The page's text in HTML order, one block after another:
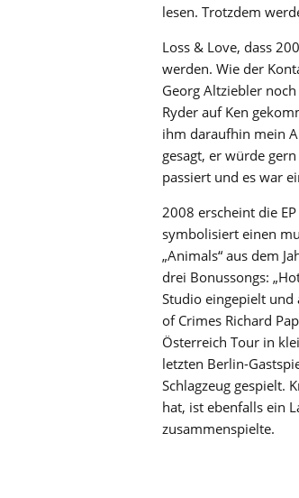
lesen. Trotzdem
Loss & Love, dass
werden. Wie der
Georg Altziebler
Ryder auf Ken
ihm daraufhin mein
gesagt, er würde
passiert und es war
2008 erscheint die
symbolisiert einen
„Animals“ aus dem
drei Bonussongs:
Studio eingepielt und
of Crimes Richard
Österreich Tour in
letzten Berlin-
Schlagzeug gespielt.
hat, ist ebenfalls ein
zusammenspielte.